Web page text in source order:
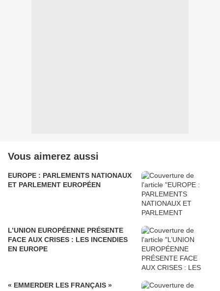
Vous aimerez aussi
EUROPE : PARLEMENTS NATIONAUX
ET PARLEMENT EUROPÉEN
L’UNION EUROPÉENNE PRÉSENTE
FACE AUX CRISES : LES INCENDIES
EN EUROPE
« EMMERDER LES FRANÇAIS »